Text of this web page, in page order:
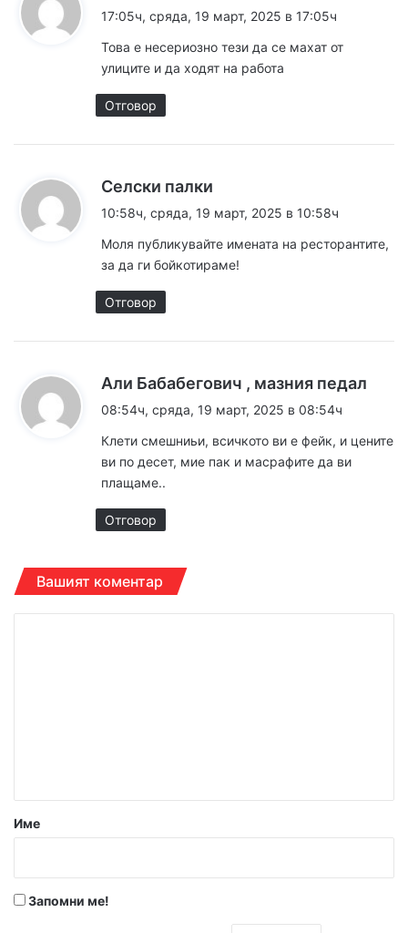
а
:
17:05ч, сряда, 19 март, 2025 в 17:05ч
Това е несериозно тези да се махат от
улиците и да ходят на работа
Отговор
Селски палки
а
:
10:58ч, сряда, 19 март, 2025 в 10:58ч
Моля публикувайте имената на ресторантите,
за да ги бойкотираме!
Отговор
Али Бабабегович , мазния педал
а
08:54ч, сряда, 19 март, 2025 в 08:54ч
Клети смешниьи, всичкото ви е фейк, и цените
ви по десет, мие пак и масрафите да ви
плащаме..
Отговор
Вашият коментар
р
Име
Запомни ме!